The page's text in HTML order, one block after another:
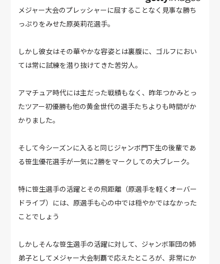
メジャー大会のプレッシャーに屈することなく見事な勝ち
っぷりをみせた原英莉花選手。
しかし彼女はその華やかな容姿とは裏腹に、ゴルフにおい
ては常に試練を潜り抜けてきた苦労人。
アマチュア時代には主だった戦績もなく、昨年つかみとっ
たツアー初優勝も他の黄金世代の選手たちよりも時間がか
かりました。
そして今シーズンに入ると同じジャンボ門下生の後輩であ
る笹生優花選手が一気に2勝をマークしての大ブレーク。
特に笹生選手の活躍とその飛距離（原選手を軽くオーバー
ドライブ）には、原選手も心の中では穏やかではなかった
ことでしょう
しかしそんな笹生選手の活躍に対して、ジャンボ軍団の姉
弟子としてメジャー大会制覇で応えたところが、非常にか